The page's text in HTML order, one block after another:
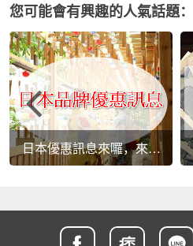
您可能會有興趣的人氣話題：
日本優惠訊息來囉，來看